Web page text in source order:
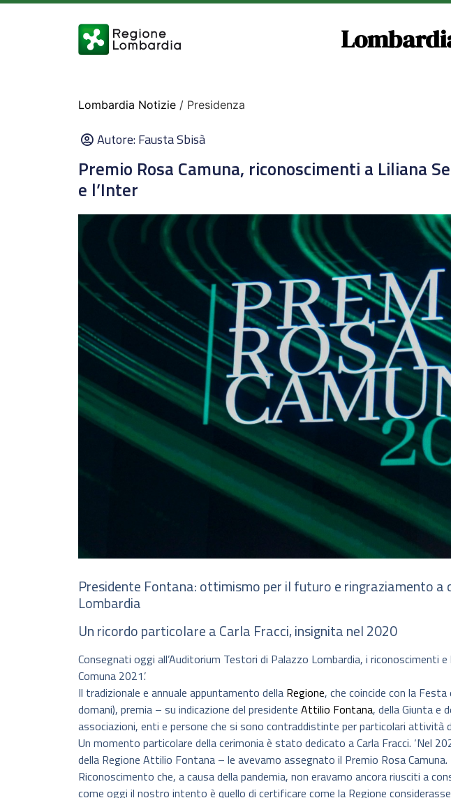
Lombardia Notizie / Presidenza
Autore:Fausta Sbisà
Premio Rosa Camuna, riconoscimenti a Liliana
e l’Inter
Presidente Fontana: ottimismo per il futuro e ringraziamento a
Lombardia
Un ricordo particolare a Carla Fracci, insignita nel 2020
Consegnati oggi all’Auditorium Testori di Palazzo Lombardia, i riconoscimenti e
Comuna 2021’.
Il tradizionale e annuale appuntamento della Regione, che coincide con la
domani), premia – su indicazione del presidente Attilio Fontana, della Giunta e
associazioni, enti e persone che si sono contraddistinte per particolari attività
Un momento particolare della cerimonia è stato dedicato a Carla Fracci. ‘Nel
della Regione Attilio Fontana – le avevamo assegnato il Premio Rosa Camuna.
Riconoscimento che, a causa della pandemia, non eravamo ancora riusciti a
come oggi il nostro intento è quello di certificare come la Regione